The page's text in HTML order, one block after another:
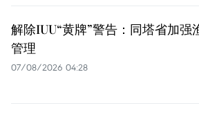
解除IUU“黄牌”警告：同塔省加强
管理
07/08/2026 04:28